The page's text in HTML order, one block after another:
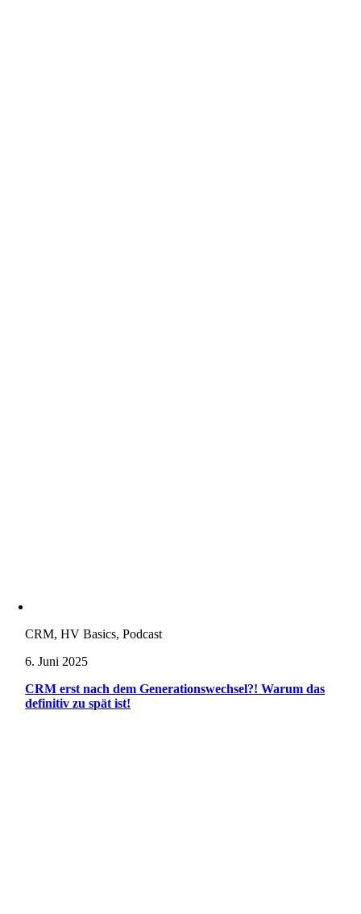
CRM, HV Basics, Podcast
6. Juni 2025
CRM erst nach dem Generationswechsel?! Warum das
definitiv zu spät ist!